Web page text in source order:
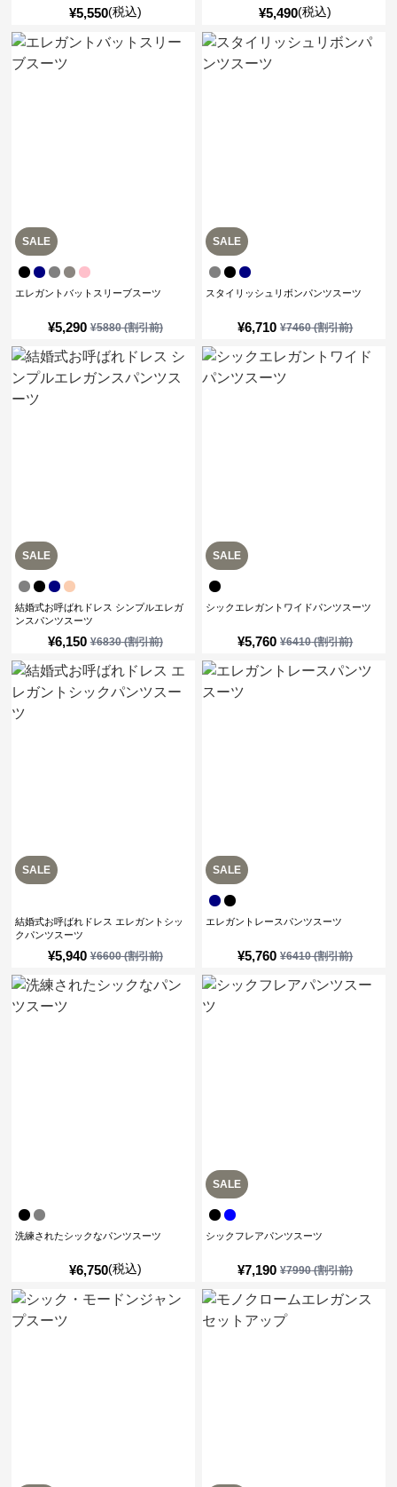
¥5,550(税込) ¥5,490(税込)
SALE
¥5,290 ¥5880(割引前)
エレガントバットスリーブスーツ
SALE
¥6,710 ¥7460(割引前)
スタイリッシュリボンパンツスーツ
SALE
¥6,150 ¥6830(割引前)
結婚式お呼ばれドレス シンプルエレガ
ンスパンツスーツ
SALE
¥5,760 ¥6410(割引前)
シックエレガントワイドパンツスーツ
SALE
¥5,940 ¥6600(割引前)
結婚式お呼ばれドレス エレガントシッ
クパンツスーツ
SALE
¥5,760 ¥6410(割引前)
エレガントレースパンツスーツ
¥6,750(税込)
洗練されたシックなパンツスーツ
SALE
¥7,190 ¥7990(割引前)
シックフレアパンツスーツ